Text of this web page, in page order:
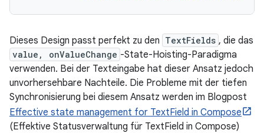
Dieses Design passt perfekt zu den TextFields , die das
value, onValueChange -State-Hoisting-Paradigma
verwenden. Bei der Texteingabe hat dieser Ansatz jedoch
unvorhersehbare Nachteile. Die Probleme mit der tiefen
Synchronisierung bei diesem Ansatz werden im Blogpost
Effective state management for TextField in Compose
(Effektive Statusverwaltung für TextField in Compose)